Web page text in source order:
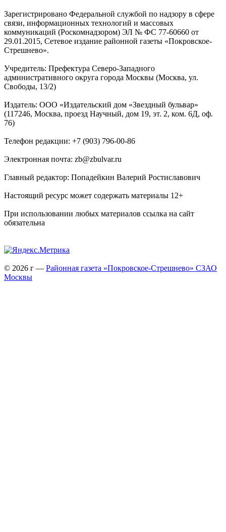
Зарегистрировано Федеральной службой по надзору в сфере
связи, информационных технологий и массовых
коммуникаций (Роскомнадзором) ЭЛ № ФС 77-60660 от
29.01.2015, Сетевое издание районной газеты «Покровское-
Стрешнево».
Учредитель: Префектура Северо-Западного
административного округа города Москвы (Москва, ул.
Свободы, 13/2)
Издатель: ООО «Издательский дом «Звездный бульвар»
(117246, Москва, проезд Научный, дом 19, эт. 2, ком. 6Д, оф.
76)
Телефон редакции: +7 (903) 796-00-86
Электронная почта: zb@zbulvar.ru
Главный редактор: Попадейкин Валерий Ростиславович
Настоящий ресурс может содержать материалы 12+
При использовании любых материалов ссылка на сайт
обязательна
© 2026 г — Районная газета «Покровское-Стрешнево» СЗАО
Москвы